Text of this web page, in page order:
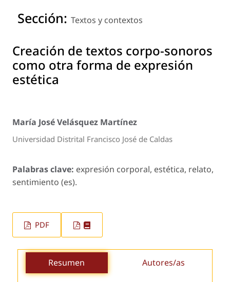
Sección: Textos y contextos
Creación de textos corpo-sonoros
como otra forma de expresión
estética
María José Velásquez Martínez
Universidad Distrital Francisco José de Caldas
Palabras clave: expresión corporal, estética, relato,
sentimiento (es).
PDF
Resumen Autores/as